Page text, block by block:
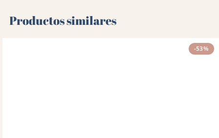
Productos similares
-53%